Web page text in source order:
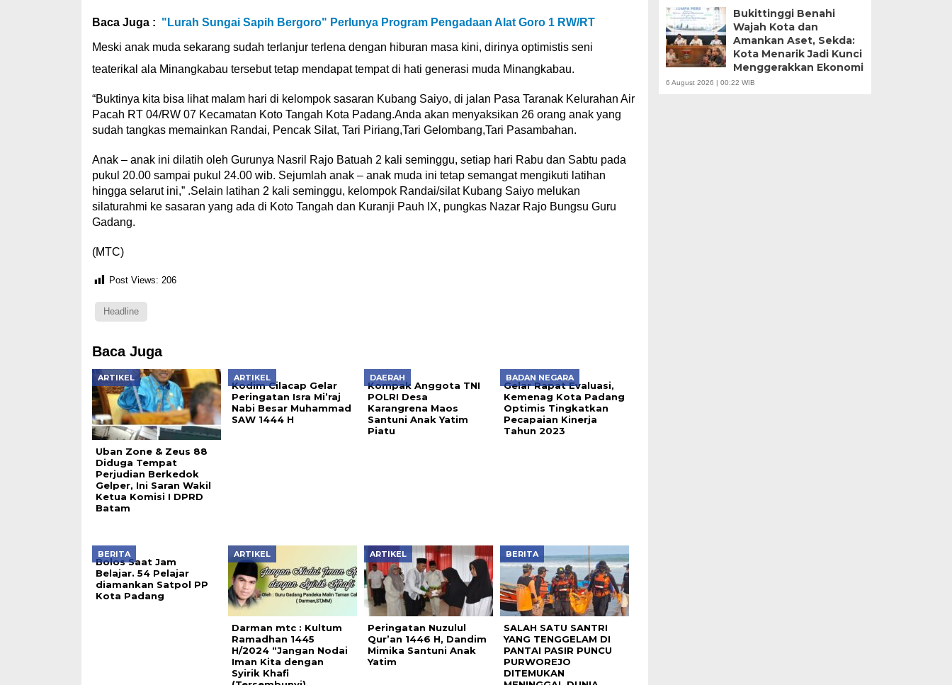
Baca Juga : "Lurah Sungai Sapih Bergoro" Perlunya Program Pengadaan Alat Goro 1 RW/RT
Meski anak muda sekarang sudah terlanjur terlena dengan hiburan masa kini, dirinya optimistis seni
teaterikal ala Minangkabau tersebut tetap mendapat tempat di hati generasi muda Minangkabau.
“Buktinya kita bisa lihat malam hari di kelompok sasaran Kubang Saiyo, di jalan Pasa Taranak Kelurahan Air
Pacah RT 04/RW 07 Kecamatan Koto Tangah Kota Padang.Anda akan menyaksikan 26 orang anak yang
sudah tangkas memainkan Randai, Pencak Silat, Tari Piriang,Tari Gelombang,Tari Pasambahan.
Anak – anak ini dilatih oleh Gurunya Nasril Rajo Batuah 2 kali seminggu, setiap hari Rabu dan Sabtu pada
pukul 20.00 sampai pukul 24.00 wib. Sejumlah anak – anak muda ini tetap semangat mengikuti latihan
hingga selarut ini,” .Selain latihan 2 kali seminggu, kelompok Randai/silat Kubang Saiyo melukan
silaturahmi ke sasaran yang ada di Koto Tangah dan Kuranji Pauh IX, pungkas Nazar Rajo Bungsu Guru
Gadang.
(MTC)
Post Views: 206
Headline
Baca Juga
ARTIKEL
Uban Zone & Zeus 88
Diduga Tempat
Perjudian Berkedok
Gelper, Ini Saran Wakil
Ketua Komisi I DPRD
Batam
ARTIKEL
Kodim Cilacap Gelar
Peringatan Isra Mi’raj
Nabi Besar Muhammad
SAW 1444 H
DAERAH
Kompak Anggota TNI
POLRI Desa
Karangrena Maos
Santuni Anak Yatim
Piatu
BADAN NEGARA
Gelar Rapat Evaluasi,
Kemenag Kota Padang
Optimis Tingkatkan
Pecapaian Kinerja
Tahun 2023
BERITA
Bolos Saat Jam
Belajar. 54 Pelajar
diamankan Satpol PP
Kota Padang
ARTIKEL
Darman mtc : Kultum
Ramadhan 1445
H/2024 “Jangan Nodai
Iman Kita dengan
Syirik Khafi
ARTIKEL
Peringatan Nuzulul
Qur’an 1446 H, Dandim
Mimika Santuni Anak
Yatim
BERITA
SALAH SATU SANTRI
YANG TENGGELAM DI
PANTAI PASIR PUNCU
PURWOREJO
DITEMUKAN
Bukittinggi Benahi
Wajah Kota dan
Amankan Aset, Sekda:
Kota Menarik Jadi Kunci
Menggerakkan Ekonomi
6 August 2026 | 00:22 WIB